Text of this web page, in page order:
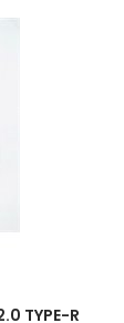
TYPE-R